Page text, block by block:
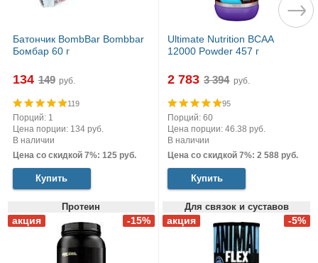
Батончик BombBar Bombbar
Бомбар 60 г
134 руб.
119
Порций: 1
Цена порции: 134 руб.
В наличии
Цена со скидкой 7%: 125 руб.
Купить
Ultimate Nutrition BCAA
12000 Powder 457 г
2 783 руб.
95
Порций: 60
Цена порции: 46.38 руб.
В наличии
Цена со скидкой 7%: 2 588 руб.
Купить
Протеин Для связок и суставов